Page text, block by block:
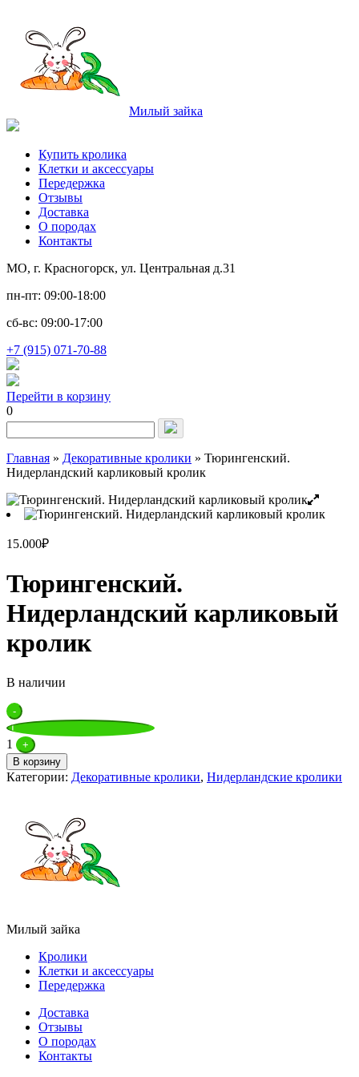
Милый зайка
Купить кролика
Клетки и аксессуары
Передержка
Отзывы
Доставка
О породах
Контакты
МО, г. Красногорск, ул. Центральная д.31
пн-пт: 09:00-18:00
сб-вс: 09:00-17:00
+7 (915) 071-70-88
Перейти в корзину
0
Запрос
для
поиска:
Главная » Декоративные кролики » Тюрингенский.
Нидерландский карликовый кролик
15.000₽
Тюрингенский.
Нидерландский карликовый
кролик
В наличии
Quantity
-
1
+
В корзину
Категории: Декоративные кролики, Нидерландские кролики
Милый зайка
Кролики
Клетки и аксессуары
Передержка
Доставка
Отзывы
О породах
Контакты